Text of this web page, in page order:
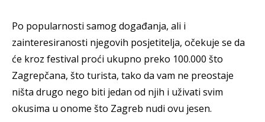
Po popularnosti samog događanja, ali i
zainteresiranosti njegovih posjetitelja, očekuje se da
će kroz festival proći ukupno preko 100.000 što
Zagrepčana, što turista, tako da vam ne preostaje
ništa drugo nego biti jedan od njih i uživati svim
okusima u onome što Zagreb nudi ovu jesen.